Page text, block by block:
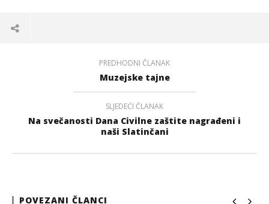
PREDHODNI ČLANAK
Muzejske tajne
SLJEDEĆI ČLANAK
Na svečanosti Dana Civilne zaštite nagrađeni i
naši Slatinčani
POVEZANI ČLANCI